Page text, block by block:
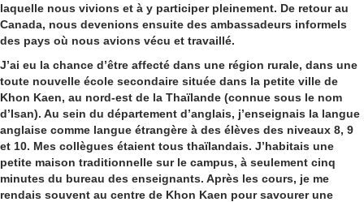
laquelle nous vivions et à y participer pleinement. De retour au
Canada, nous devenions ensuite des ambassadeurs informels
des pays où nous avions vécu et travaillé.
J’ai eu la chance d’être affecté dans une région rurale, dans une
toute nouvelle école secondaire située dans la petite ville de
Khon Kaen, au nord-est de la Thaïlande (connue sous le nom
d’Isan). Au sein du département d’anglais, j’enseignais la langue
anglaise comme langue étrangère à des élèves des niveaux 8, 9
et 10. Mes collègues étaient tous thaïlandais. J’habitais une
petite maison traditionnelle sur le campus, à seulement cinq
minutes du bureau des enseignants. Après les cours, je me
rendais souvent au centre de Khon Kaen pour savourer une